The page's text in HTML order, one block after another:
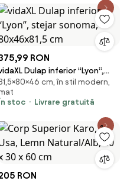
RON
Dulap inferior “Lyon”,
sonoma, 80x46x81,5 cm
cm, în stil modern,
În stoc
Livrare gratuită
RON